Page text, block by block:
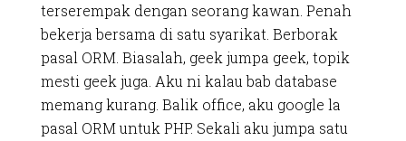
terserempak dengan seorang kawan. Penah
bekerja bersama di satu syarikat. Berborak
pasal ORM. Biasalah, geek jumpa geek, topik
mesti geek juga. Aku ni kalau bab database
memang kurang. Balik office, aku google la
pasal ORM untuk PHP. Sekali aku jumpa satu